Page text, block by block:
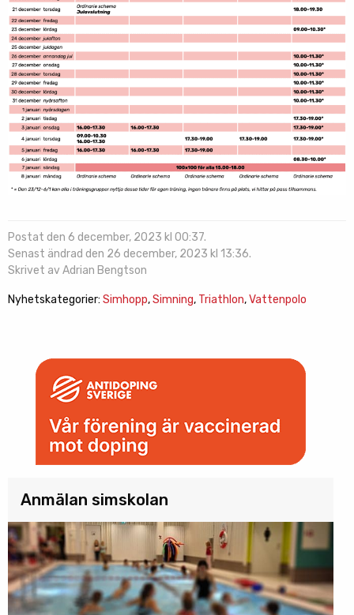
Postat den 6 december, 2023 kl 00:37.
Senast ändrad den 26 december, 2023 kl 13:36.
Skrivet av Adrian Bengtson
Nyhetskategorier: Simhopp,Simning, Triathlon,Vattenpolo
Anmälan simskolan